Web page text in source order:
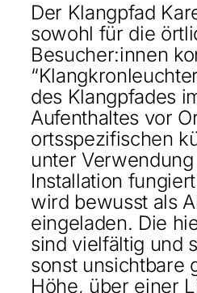
Der Klangpfad
sowohl für die
Besucher:innen
des Klangpfades
Aufenthaltes vor
ortsspezifischen
unter
Installation
wird bewusst als
eingeladen. Die
sind vielfältig und
sonst unsichtbare
Höhe, über einer